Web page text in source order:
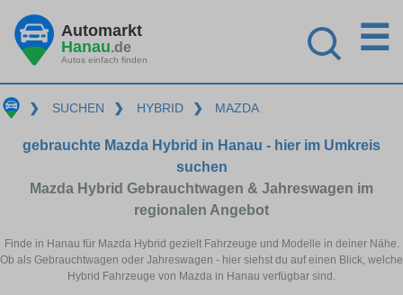
Automarkt
Hanau.de
Autos einfach finden
☰
❯ SUCHEN ❯ HYBRID ❯ MAZDA
gebrauchte Mazda Hybrid in Hanau - hier im Umkreis
suchen
Mazda Hybrid Gebrauchtwagen & Jahreswagen im
regionalen Angebot
Finde in Hanau für Mazda Hybrid gezielt Fahrzeuge und Modelle in deiner Nähe.
Ob als Gebrauchtwagen oder Jahreswagen - hier siehst du auf einen Blick, welche
Hybrid Fahrzeuge von Mazda in Hanau verfügbar sind.